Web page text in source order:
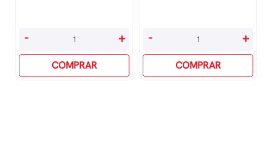
Neurociência
quantidade
- +
COMPRAR
Seja
Que
- +
COMPRAR